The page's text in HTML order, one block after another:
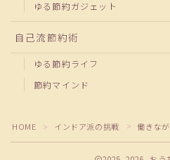
ゆる節約ガジェット
自己流節約術
ゆる節約ライフ
節約マインド
HOME ＞ インドア派の挑戦 ＞ 働きな